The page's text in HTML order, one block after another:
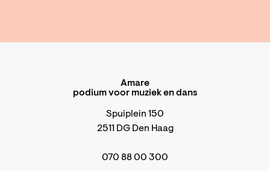
Amare
podium voor muziek en dans
Spuiplein 150
2511 DG Den Haag
070 88 00 300